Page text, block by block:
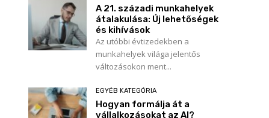
A 21. századi munkahelyek
átalakulása: Új lehetőségek
és kihívások
Az utóbbi évtizedekben a
munkahelyek világa jelentős
változásokon ment...
EGYÉB KATEGÓRIA
Hogyan formálja át a
vállalkozásokat az AI?